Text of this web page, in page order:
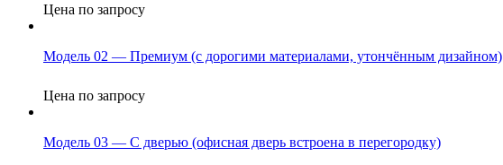
Цена по запросу
Модель 02 — Премиум (с дорогими материалами, утончённым дизайном)
Цена по запросу
Модель 03 — С дверью (офисная дверь встроена в перегородку)